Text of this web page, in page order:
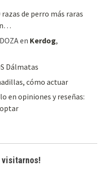
razas de perro más raras
en Kerdog,
Dálmatas
cómo actuar
en opiniones y reseñas:
visitarnos!